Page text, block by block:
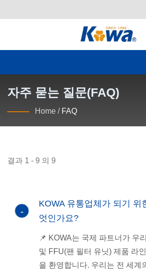
자주 묻는 질문(FAQ)
Home / FAQ
결과 1 - 9 의 9
KOWA 유통업체가 되기 위
엇인가요?
📌 KOWA는 국제 파트너가 우
및 FFU(팬 필터 유닛) 제품 라
을 환영합니다. 우리는 전 세계